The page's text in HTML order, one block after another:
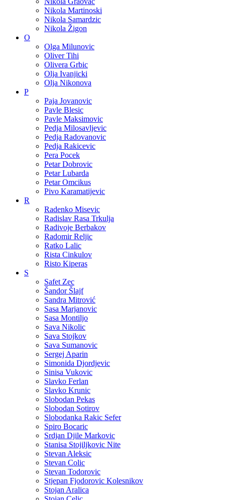
Nikola Martinoski
Nikola Samardzic
Nikola Žigon
O
Olga Milunovic
Oliver Tihi
Olivera Grbic
Olja Ivanjicki
Olja Nikonova
P
Paja Jovanovic
Pavle Blesic
Pavle Maksimovic
Pedja Milosavljevic
Pedja Radovanovic
Pedja Rakicevic
Pera Pocek
Petar Dobrovic
Petar Lubarda
Petar Omcikus
Pivo Karamatijevic
R
Radenko Misevic
Radislav Rasa Trkulja
Radivoje Berbakov
Radomir Reljic
Ratko Lalic
Rista Cinkulov
Risto Kiperas
S
Safet Zec
Šandor Šlajf
Sandra Mitrović
Sasa Marjanovic
Sasa Montiljo
Sava Nikolic
Sava Stojkov
Sava Sumanovic
Sergej Aparin
Simonida Djordjevic
Sinisa Vukovic
Slavko Ferlan
Slavko Krunic
Slobodan Pekas
Slobodan Sotirov
Slobodanka Rakic Sefer
Spiro Bocaric
Srdjan Djile Markovic
Stanisa Stojiljkovic Nite
Stevan Aleksic
Stevan Colic
Stevan Todorovic
Stjepan Fjodorovic Kolesnikov
Stojan Aralica